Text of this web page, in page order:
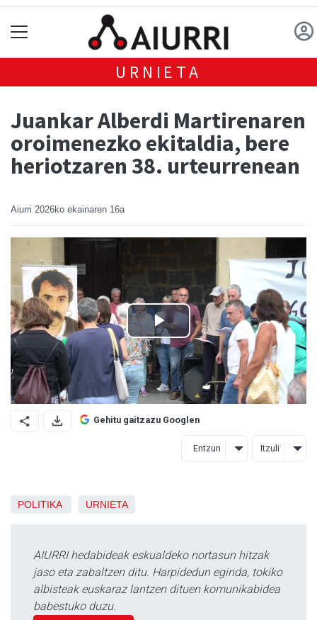
URNIETA
Juankar Alberdi Martirenaren
oroimenezko ekitaldia, bere
heriotzaren 38. urteurrenean
Aiurri 2026ko ekainaren 16a
Gehitu gaitzazu Googlen
Entzun Itzuli
POLITIKA URNIETA
AIURRI hedabideak eskualdeko nortasun hitzak
jaso eta zabaltzen ditu. Harpidedun eginda, tokiko
albisteak euskaraz lantzen dituen komunikabidea
babestuko duzu.